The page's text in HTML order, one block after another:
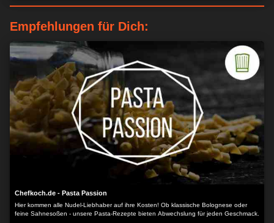
MEHR OPTIONEN
ZUSTIMMEN
Empfehlungen für Dich:
Chefkoch.de - Pasta Passion
Hier kommen alle Nudel-Liebhaber auf ihre Kosten! Ob klassische Bolognese oder
feine Sahnesoßen - unsere Pasta-Rezepte bieten Abwechslung für jeden Geschmack.